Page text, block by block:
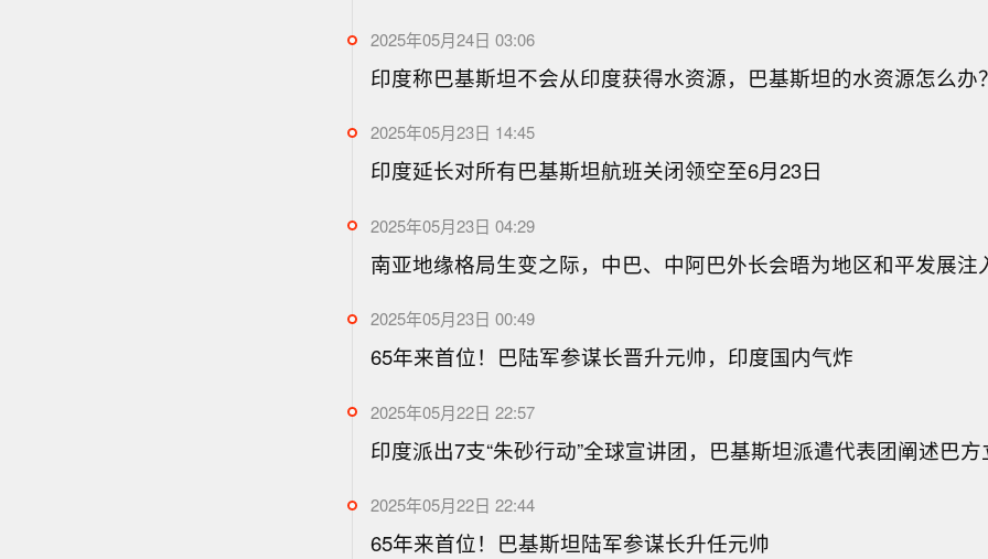
2025年05月24日 03:06
印度称巴基斯坦不会从印度获得水资源，巴基斯坦的水资源怎么办？
2025年05月23日 14:45
印度延长对所有巴基斯坦航班关闭领空至6月23日
2025年05月23日 04:29
南亚地缘格局生变之际，中巴、中阿巴外长会晤为地区和平发展注
2025年05月23日 00:49
65年来首位！巴陆军参谋长晋升元帅，印度国内气炸
2025年05月22日 22:57
印度派出7支“朱砂行动”全球宣讲团，巴基斯坦派遣代表团阐述巴方
2025年05月22日 22:44
65年来首位！巴基斯坦陆军参谋长升任元帅